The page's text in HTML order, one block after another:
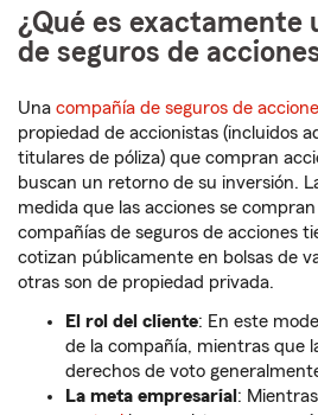
¿Qué es exactamente
de seguros de
Una compañía de seguros de
propiedad de accionistas (incluidos
titulares de póliza) que compran
buscan un retorno de su inversión.
medida que las acciones se
compañías de seguros de acciones
cotizan públicamente en bolsas de
otras son de propiedad privada.
El rol del cliente: En este
de la compañía, mientras que
derechos de voto
La meta empresarial :